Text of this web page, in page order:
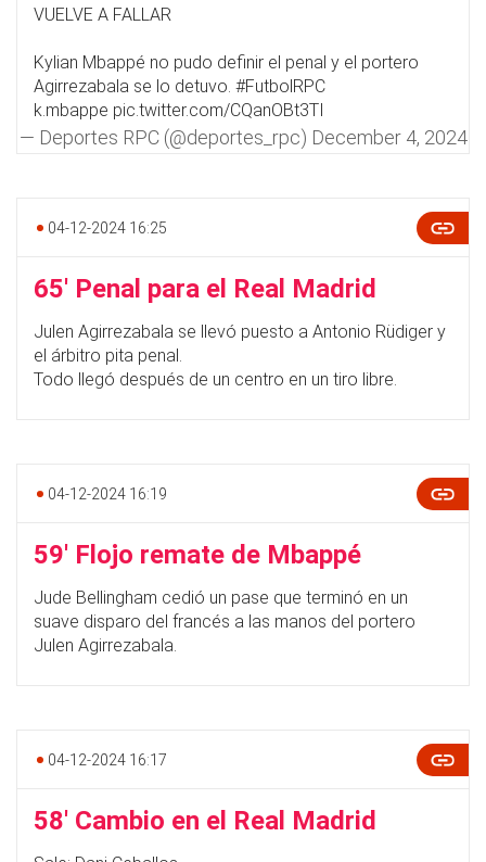
VUELVE A FALLAR
Kylian Mbappé no pudo definir el penal y el portero
Agirrezabala se lo detuvo. #FutbolRPC
k.mbappe pic.twitter.com/CQanOBt3TI
— Deportes RPC (@deportes_rpc) December 4, 2024
04-12-2024 16:25
65' Penal para el Real Madrid
Julen Agirrezabala se llevó puesto a Antonio Rüdiger y
el árbitro pita penal.
Todo llegó después de un centro en un tiro libre.
04-12-2024 16:19
59' Flojo remate de Mbappé
Jude Bellingham cedió un pase que terminó en un
suave disparo del francés a las manos del portero
Julen Agirrezabala.
04-12-2024 16:17
58' Cambio en el Real Madrid